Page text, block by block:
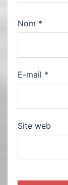
Nom *
E-mail *
Site web